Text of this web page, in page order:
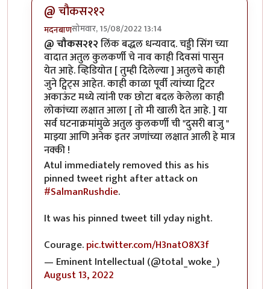
@ चौकस२१२
मदनबाणसोमवार, 15/08/2022 13:14
In reply toकाही गोष्टी पटल्या नाहीत -byचौकस२१२
@ चौकस२१२लिंक बद्धल धन्यवाद. चड्डी सिंग च्या
वादात अतुल कुलकर्णी चे नाव काही दिवसां पासुन
येत आहे. व्हिडियोत [ तुम्ही दिलेल्या ] अतुलचे काही
जुने ट्विट्स आहेत. काही काळा पूर्वी त्यांच्या ट्विटर
अकाऊंट मध्ये त्यांनी एक छोटा बदल केलेला काही
लोकांच्या लक्षात आला [ तो मी खाली देत आहे. ] या
सर्व घटनाक्रमांमुळे अतुल कुलकर्णी ची "दुसरी बाजु "
माझ्या आणि अनेक इतर जणांच्या लक्षात आली हे मात्र
नक्की !
Atul immediately removed this as his
pinned tweet right after attack on
#SalmanRushdie.
It was his pinned tweet till yday night.
Courage.pic.twitter.com/H3natO8X3f
— Eminent Intellectual (@total_woke_)
August 13, 2022